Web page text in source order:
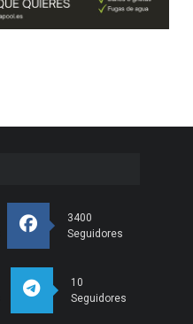
3400
Seguidores
10
Seguidores